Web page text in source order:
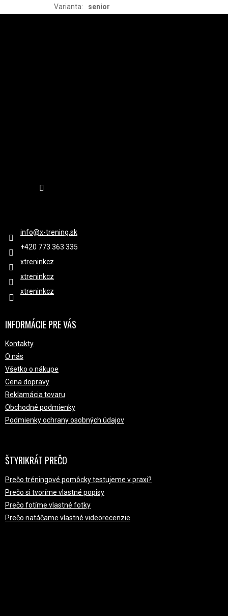
Varianta: senior
Z
info@x-trening.sk
+420 ‭773 363 335
xtreninkcz
xtreninkcz
xtreninkcz
INFORMÁCIE PRE VÁS
Kontakty
O nás
Všetko o nákupe
Cena dopravy
Reklamácia tovaru
Obchodné podmienky
Podmienky ochrany osobných údajov
ŠTYRIKRÁT PREČO
Prečo tréningové pomôcky testujeme v praxi?
Prečo si tvoríme vlastné popisy
Prečo fotíme vlastné fotky
Prečo natáčame vlastné videorecenzie